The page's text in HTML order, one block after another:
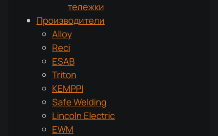
тележки
Производители
Alloy
Reci
ESAB
Triton
KEMPPI
Safe Welding
Lincoln Electric
EWM